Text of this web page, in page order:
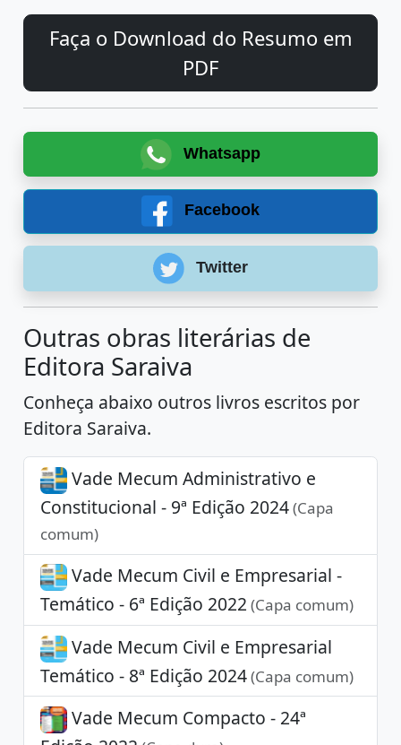
Faça o Download do Resumo em
PDF
Whatsapp
Facebook
Twitter
Outras obras literárias de
Editora Saraiva
Conheça abaixo outros livros escritos por
Editora Saraiva.
Vade Mecum Administrativo e
Constitucional - 9ª Edição 2024(Capa
comum)
Vade Mecum Civil e Empresarial -
Temático - 6ª Edição 2022 (Capa comum)
Vade Mecum Civil e Empresarial
Temático - 8ª Edição 2024(Capa comum)
Vade Mecum Compacto - 24ª